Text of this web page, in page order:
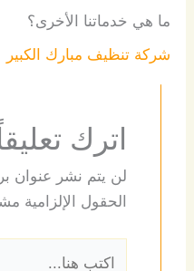
ما هي خدماتنا الأخرى؟
شركة تنظيف مبارك الكبير
اترك
لن يتم نشر عنوان
الحقول الإلزامية